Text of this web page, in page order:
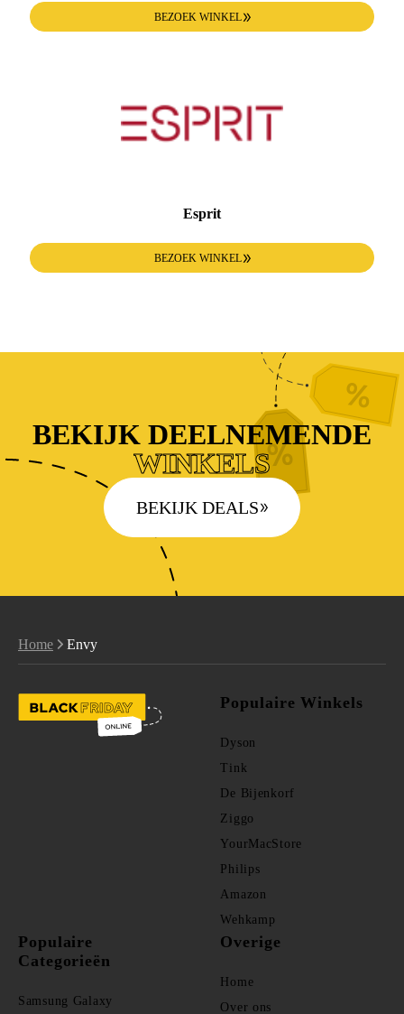
BEZOEK WINKEL
Esprit
BEZOEK WINKEL
BEKIJK DEELNEMENDE
WINKELS
BEKIJK DEALS
Home Envy
Populaire Winkels
Dyson
Tink
De Bijenkorf
Ziggo
YourMacStore
Philips
Amazon
Wehkamp
Populaire
Categorieën
Samsung Galaxy
Overige
Home
Over ons